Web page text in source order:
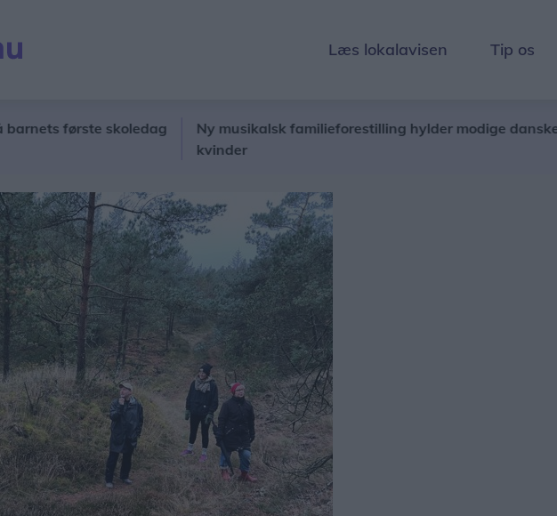
Læs lokalavisen Tip os
første skoledag
Ny musikalsk familieforestilling hylder modige danske